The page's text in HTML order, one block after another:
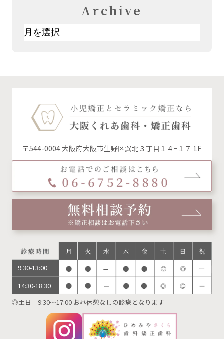
Archive
ア
〒544-0004 大阪府大阪市生野区巽北３丁目１４−１７ 1F
9:30-13:00
14:30-18:30
◎土日 9:30～17:00 お昼休憩なしの診療となります